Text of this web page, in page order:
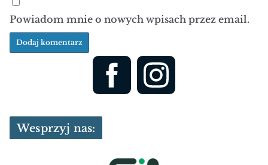
Powiadom mnie o nowych wpisach przez email.
Wesprzyj nas: